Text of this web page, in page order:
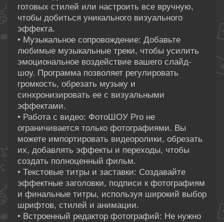
готовых стилей или настроить все вручную,
чтобы добиться уникального визуального
эффекта.
• Музыкальное сопровождение: Добавьте
любимые музыкальные треки, чтобы усилить
эмоциональное воздействие вашего слайд-
шоу. Программа позволяет регулировать
громкость, обрезать музыку и
синхронизировать ее с визуальными
эффектами.
• Работа с видео: ФотоШОУ Pro не
ограничивается только фотографиями. Вы
можете импортировать видеоролики, обрезать
их, добавлять эффекты и переходы, чтобы
создать полноценный фильм.
• Текстовые титры и заставки: Создавайте
эффектные заголовки, подписи к фотографиям
и финальные титры, используя широкий выбор
шрифтов, стилей и анимации.
• Встроенный редактор фотографий: Не нужно